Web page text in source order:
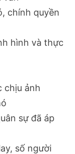
chính quyền
hình và thực
chịu ảnh
sự đã áp
số người